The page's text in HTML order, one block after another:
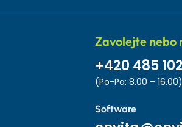
Zavolejte nebo
+420 485
(Po-Pa: 8.00 – 16.00)
Software